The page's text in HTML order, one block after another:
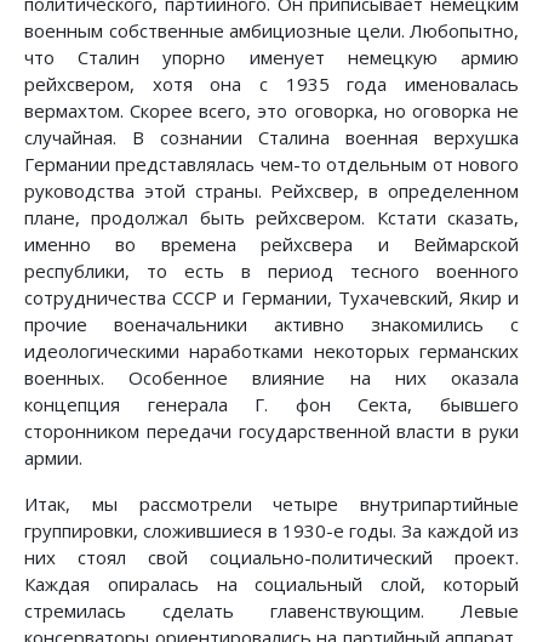
военным собственные амбициозные цели. Любопытно,
что Сталин упорно именует немецкую армию
рейхсвером, хотя она с 1935 года именовалась
вермахтом. Скорее всего, это оговорка, но оговорка не
случайная. В сознании Сталина военная верхушка
Германии представ­лялась чем-то отдельным от нового
руководства этой страны. Рейхсвер, в определенном
плане, продолжал быть рейхсвером. Кстати сказать,
именно во времена рейхсвера и Веймарской
республики, то есть в период тесного военного
сотрудничества СССР и Германии, Тухачевский, Якир и
прочие военачальники активно знакомились с
идеологическими наработками некоторых германских
военных. Особенное влияние на них оказала
концепция генерала Г. фон Секта, бывшего
сторонником передачи государственной власти в руки
армии.
Итак, мы рассмотрели четыре внутрипартийные
группировки, сложившиеся в 1930-е годы. За каждой из
них стоял свой социально-политический проект.
Каждая опиралась на социальный слой, который
стремилась сделать главенствующим. Левые